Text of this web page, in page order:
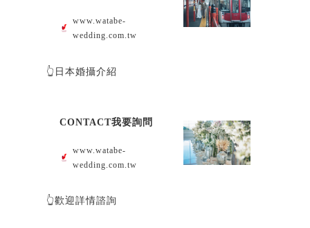
www.watabe-
wedding.com.tw
👆日本婚攝介紹
CONTACT我要詢問
www.watabe-
wedding.com.tw
👆歡迎詳情諮詢